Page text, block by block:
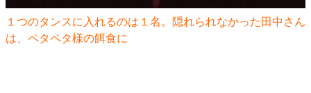
１つのタンスに入れるのは１名。隠れられなかった田中さん
は、ペタペタ様の餌食に